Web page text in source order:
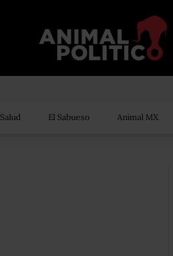
Salud El Sabueso Animal MX